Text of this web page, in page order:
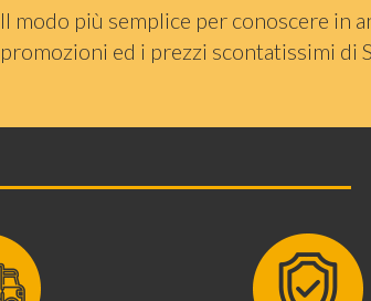
Il modo più semplice per conoscere in
promozioni ed i prezzi scontatissimi di